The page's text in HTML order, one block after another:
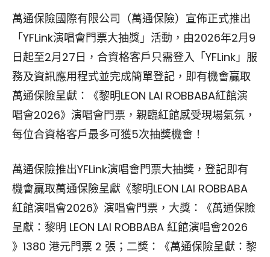
萬通保險國際有限公司（萬通保險）宣佈正式推出
「YFLink演唱會門票大抽獎」活動，由2026年2月9
日起至2月27日，合資格客戶只需登入「YFLink」服
務及資訊應用程式並完成簡單登記，即有機會贏取
萬通保險呈獻：《黎明LEON LAI ROBBABA紅館演
唱會2026》演唱會門票，親臨紅館感受現場氣氛，
每位合資格客戶最多可獲5次抽獎機會！
萬通保險推出YFLink演唱會門票大抽獎，登記即有
機會贏取萬通保險呈獻《黎明LEON LAI ROBBABA
紅館演唱會2026》演唱會門票，大獎：《萬通保險
呈獻：黎明 LEON LAI ROBBABA 紅館演唱會2026
》1380 港元門票 2 張；二獎：《萬通保險呈獻：黎